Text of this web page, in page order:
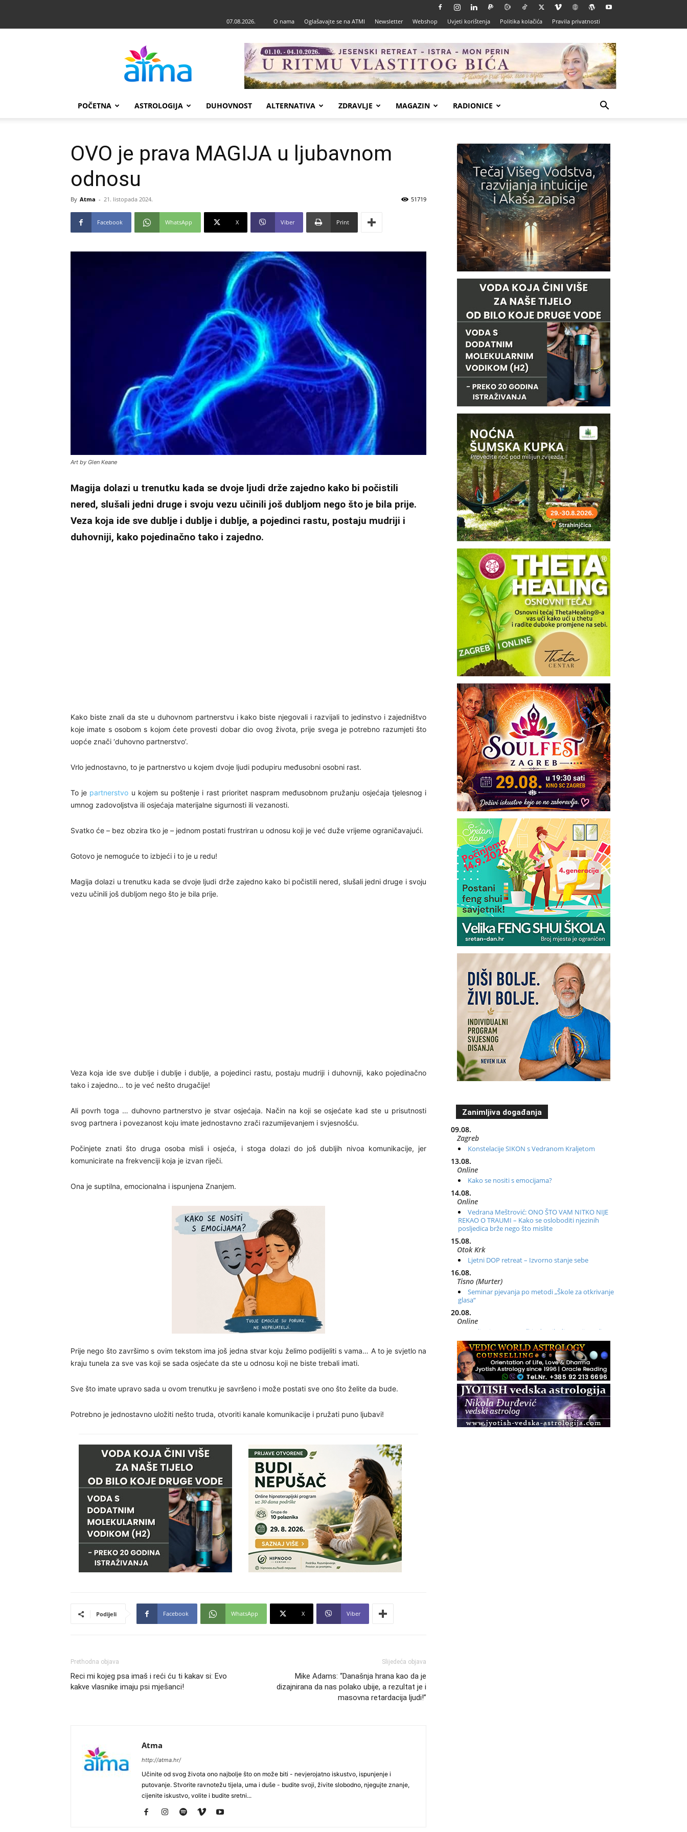
07.08.2026. O nama Oglašavajte se na ATMI Newsletter Webshop Uvjeti korištenja Politika kolačića Pravila privatnosti
POČETNA ASTROLOGIJA DUHOVNOST ALTERNATIVA ZDRAVLJE MAGAZIN RADIONICE
OVO je prava MAGIJA u ljubavnom
odnosu
By Atma - 21. listopada 2024. 51719
Facebook WhatsApp X Viber Print
Art by Glen Keane
Magija dolazi u trenutku kada se dvoje ljudi drže zajedno kako bi počistili
nered, slušali jedni druge i svoju vezu učinili još dubljom nego što je bila prije.
Veza koja ide sve dublje i dublje i dublje, a pojedinci rastu, postaju mudriji i
duhovniji, kako pojedinačno tako i zajedno.
Kako biste znali da ste u duhovnom partnerstvu i kako biste njegovali i razvijali to jedinstvo i zajedništvo
koje imate s osobom s kojom ćete provesti dobar dio ovog života, prije svega je potrebno razumjeti što
uopće znači ‘duhovno partnerstvo’.
Vrlo jednostavno, to je partnerstvo u kojem dvoje ljudi podupiru međusobni osobni rast.
To je partnerstvo u kojem su poštenje i rast prioritet naspram međusobnom pružanju osjećaja tjelesnog i
umnog zadovoljstva ili osjećaja materijalne sigurnosti ili vezanosti.
Svatko će – bez obzira tko je – jednom postati frustriran u odnosu koji je već duže vrijeme ograničavajući.
Gotovo je nemoguće to izbjeći i to je u redu!
Magija dolazi u trenutku kada se dvoje ljudi drže zajedno kako bi počistili nered, slušali jedni druge i svoju
vezu učinili još dubljom nego što je bila prije.
Veza koja ide sve dublje i dublje i dublje, a pojedinci rastu, postaju mudriji i duhovniji, kako pojedinačno
tako i zajedno… to je već nešto drugačije!
Ali povrh toga … duhovno partnerstvo je stvar osjećaja. Način na koji se osjećate kad ste u prisutnosti
svog partnera i povezanost koju imate jednostavno zrači razumijevanjem i svjesnošću.
Počinjete znati što druga osoba misli i osjeća, i stoga dolazi do još dubljih nivoa komunikacije, jer
komunicirate na frekvenciji koja je izvan riječi.
Ona je suptilna, emocionalna i ispunjena Znanjem.
Prije nego što završimo s ovim tekstom ima još jedna stvar koju želimo podijeliti s vama… A to je svjetlo na
kraju tunela za sve vas koji se sada osjećate da ste u odnosu koji ne biste trebali imati.
Sve što imate upravo sada u ovom trenutku je savršeno i može postati sve ono što želite da bude.
Potrebno je jednostavno uložiti nešto truda, otvoriti kanale komunikacije i pružati puno ljubavi!
Podijeli Facebook WhatsApp X Viber
Prethodna objava
Reci mi kojeg psa imaš i reći ću ti kakav si: Evo
kakve vlasnike imaju psi mješanci!
Slijedeća objava
Mike Adams: “Današnja hrana kao da je
dizajnirana da nas polako ubije, a rezultat je i
masovna retardacija ljudi!”
Atma
http://atma.hr/
Učinite od svog života ono najbolje što on može biti - nevjerojatno iskustvo, ispunjenje i
putovanje. Stvorite ravnotežu tijela, uma i duše - budite svoji, živite slobodno, njegujte znanje,
cijenite iskustvo, volite i budite sretni...
Zanimljiva događanja
09.08.
Zagreb
Konstelacije SIKON s Vedranom Kraljetom
13.08.
Online
Kako se nositi s emocijama?
14.08.
Online
Vedrana Meštrović: ONO ŠTO VAM NITKO NIJE
REKAO O TRAUMI – Kako se osloboditi njezinih
posljedica brže nego što mislite
15.08.
Otok Krk
Ljetni DOP retreat – Izvorno stanje sebe
16.08.
Tisno (Murter)
Seminar pjevanja po metodi „Škole za otkrivanje
glasa“
20.08.
Online
Radionica: Pomagači iz drugih dimenzija Online –
otvoreno za sve
21.08.
Zagreb+Online
Osnovni ThetaHealing® tečaj, Zagreb i Online
22.08.
Pula
Access BARS®, otpusti stres
23.08.
Pula